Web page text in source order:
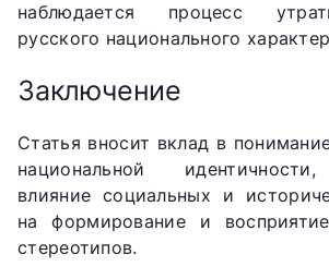
наблюдается процесс
русского национального
Заключение
Статья вносит вклад в
национальной
влияние социальных и
на формирование и
стереотипов.